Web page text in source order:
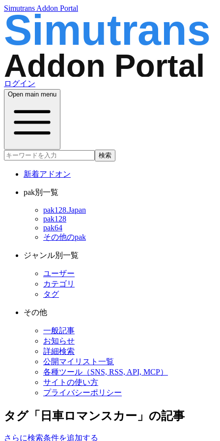
Simutrans Addon Portal
ログイン
Open main menu
検索
新着アドオン
pak別一覧
pak128.Japan
pak128
pak64
その他のpak
ジャンル別一覧
ユーザー
カテゴリ
タグ
その他
一般記事
お知らせ
詳細検索
公開マイリスト一覧
各種ツール（SNS, RSS, API, MCP）
サイトの使い方
プライバシーポリシー
タグ「日車ロマンスカー」の記事
さらに検索条件を追加する